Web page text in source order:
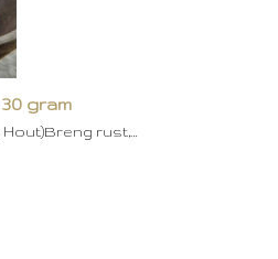
gram
rust,…